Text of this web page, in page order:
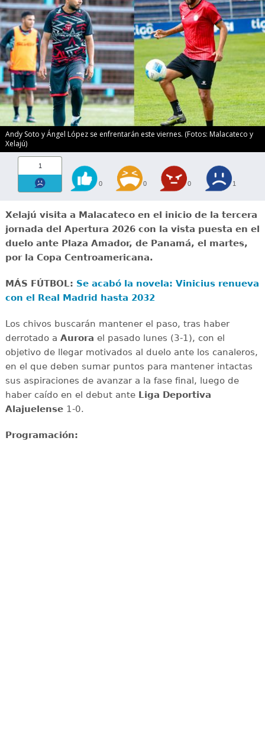
Andy Soto y Ángel López se enfrentarán este viernes. (Fotos: Malacateco y
Xelajú)
1
0 0 0 1
Xelajú visita a Malacateco en el inicio de la tercera
jornada del Apertura 2026 con la vista puesta en el
duelo ante Plaza Amador, de Panamá, el martes,
por la Copa Centroamericana.
MÁS FÚTBOL: Se acabó la novela: Vinicius renueva
con el Real Madrid hasta 2032
Los chivos buscarán mantener el paso, tras haber
derrotado a Aurora el pasado lunes (3-1), con el
objetivo de llegar motivados al duelo ante los canaleros,
en el que deben sumar puntos para mantener intactas
sus aspiraciones de avanzar a la fase final, luego de
haber caído en el debut ante Liga Deportiva
Alajuelense1-0.
Programación: